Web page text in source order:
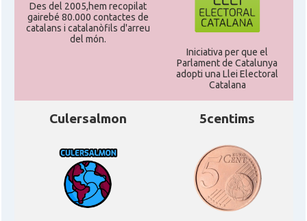
Des del 2005,hem recopilat
gairebé 80.000 contactes de
catalans i catalanòfils d'arreu
del món.
Iniciativa per que el
Parlament de Catalunya
adopti una Llei Electoral
Catalana
Culersalmon 5centims